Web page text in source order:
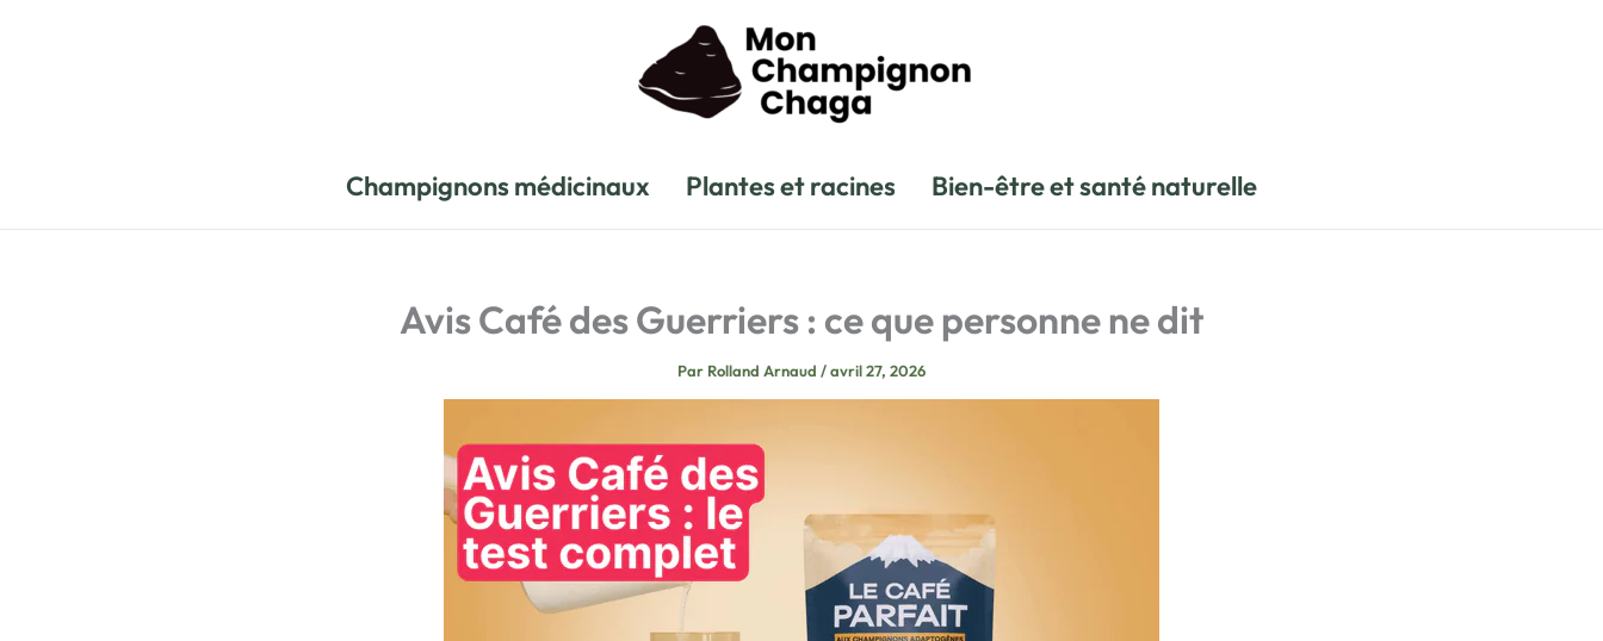
Champignons médicinaux Plantes et racines Bien-être et santé naturelle
Avis Café des Guerriers : ce que personne ne dit
Par Rolland Arnaud /avril 27, 2026